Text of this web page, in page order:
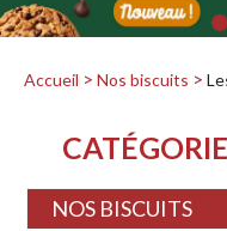
Accueil Nos biscuits
NOS BISCUITS